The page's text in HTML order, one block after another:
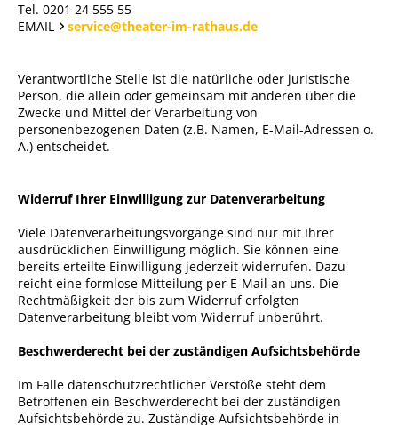
Tel. 0201 24 555 55
EMAIL
service@theater-im-rathaus.de
Verantwortliche Stelle ist die natürliche oder juristische
Person, die allein oder gemeinsam mit anderen über die
Zwecke und Mittel der Verarbeitung von
personenbezogenen Daten (z.B. Namen, E-Mail-Adressen o.
Ä.) entscheidet.
Widerruf Ihrer Einwilligung zur Datenverarbeitung
Viele Datenverarbeitungsvorgänge sind nur mit Ihrer
ausdrücklichen Einwilligung möglich. Sie können eine
bereits erteilte Einwilligung jederzeit widerrufen. Dazu
reicht eine formlose Mitteilung per E-Mail an uns. Die
Rechtmäßigkeit der bis zum Widerruf erfolgten
Datenverarbeitung bleibt vom Widerruf unberührt.
Beschwerderecht bei der zuständigen Aufsichtsbehörde
Im Falle datenschutzrechtlicher Verstöße steht dem
Betroffenen ein Beschwerderecht bei der zuständigen
Aufsichtsbehörde zu. Zuständige Aufsichtsbehörde in